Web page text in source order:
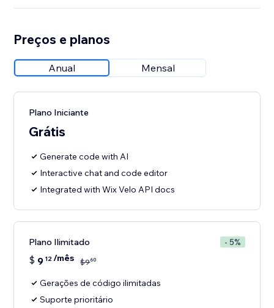
Preços e planos
Anual Mensal
Plano Iniciante
Grátis
Generate code with AI
Interactive chat and code editor
Integrated with Wix Velo API docs
Plano Ilimitado - 5%
$ 9 12/mês $960
Gerações de código ilimitadas
Suporte prioritário